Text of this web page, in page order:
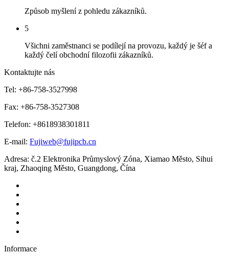
Způsob myšlení z pohledu zákazníků.
5
Všichni zaměstnanci se podílejí na provozu, každý je šéf a
každý čelí obchodní filozofii zákazníků.
Kontaktujte nás
Tel: +86-758-3527998
Fax: +86-758-3527308
Telefon: +8618938301811
E-mail: Fujiweb@fujipcb.cn
Adresa: č.2 Elektronika Průmyslový Zóna, Xiamao Město, Sihui
kraj, Zhaoqing Město, Guangdong, Čína
Informace